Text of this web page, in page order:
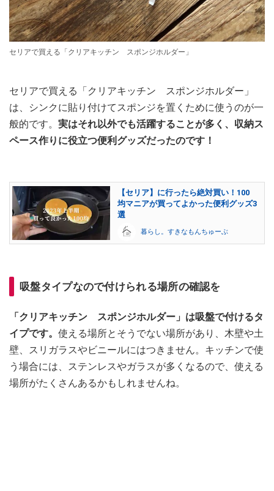
セリアで買える「クリアキッチン スポンジホルダー」
セリアで買える「クリアキッチン スポンジホルダー」
は、シンクに貼り付けてスポンジを置くために使うのが一
般的です。 実はそれ以外でも活躍することが多く、収納ス
ペース作りに役立つ便利グッズだったのです！
【セリア】に行ったら絶対買い！100
均マニアが買ってよかった便利グッズ3
選
暮らし。すきなもんちゅーぶ
吸盤タイプなので付けられる場所の確認を
「クリアキッチン スポンジホルダー」は吸盤で付けるタ
イプです。 使える場所とそうでない場所があり、木壁や土
壁、スリガラスやビニールにはつきません。キッチンで使
う場合には、ステンレスやガラスが多くなるので、使える
場所がたくさんあるかもしれませんね。